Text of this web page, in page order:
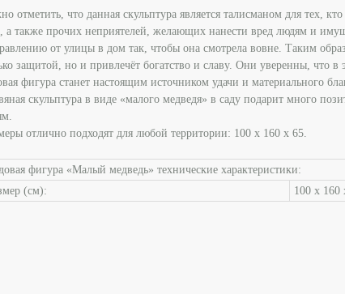
отметить, что данная скульптура является талисманом для тех,
а также прочих неприятелей, желающих нанести вред людям и
от улицы в дом так, чтобы она смотрела вовне. Таким
защитой, но и привлечёт богатство и славу. Они уверенны, что в
фигура станет настоящим источником удачи и материального
скульптура в виде «малого медведя» в саду подарит много
отлично подходят для любой территории: 100 х 160 х 65.
фигура «Малый медведь» технические характеристики:
(см):
100 х 160